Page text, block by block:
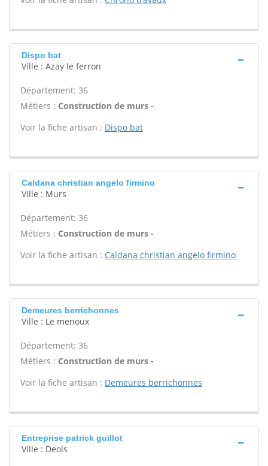
Dispo bat
Ville : Azay le ferron
Département: 36
Métiers : Construction de murs -
Voir la fiche artisan : Dispo bat
Caldana christian angelo firmino
Ville : Murs
Département: 36
Métiers : Construction de murs -
Voir la fiche artisan : Caldana christian angelo firmino
Demeures berrichonnes
Ville : Le menoux
Département: 36
Métiers : Construction de murs -
Voir la fiche artisan : Demeures berrichonnes
Entreprise patrick guillot
Ville : Deols